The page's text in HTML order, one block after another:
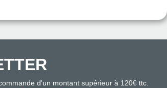
d'un montant supérieur à 120€ ttc.